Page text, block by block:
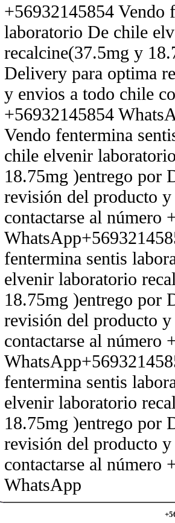
+56932145854 Vendo
laboratorio De chile
recalcine(37.5mg y
Delivery para optima
y envios a todo chile
+56932145854
Vendo fentermina
chile elvenir
18.75mg )entrego por
revisión del producto
contactarse al número
fentermina sentis
elvenir laboratorio
18.75mg )entrego por
revisión del producto
contactarse al número
fentermina sentis
elvenir laboratorio
18.75mg )entrego por
revisión del producto
contactarse al número
WhatsApp